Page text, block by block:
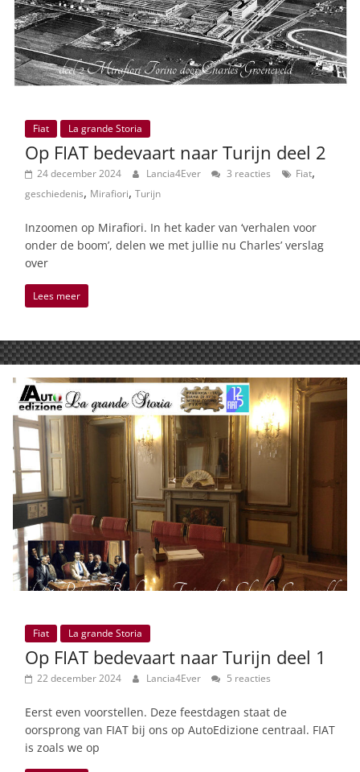
Fiat La grande Storia
Op FIAT bedevaart naar Turijn deel 2
24 december 2024 Lancia4Ever 3 reacties Fiat,
geschiedenis, Mirafiori, Turijn
Inzoomen op Mirafiori. In het kader van ‘verhalen voor
onder de boom’, delen we met jullie nu Charles’ verslag
over
Lees meer
Fiat La grande Storia
Op FIAT bedevaart naar Turijn deel 1
22 december 2024 Lancia4Ever 5 reacties
Eerst even voorstellen. Deze feestdagen staat de
oorsprong van FIAT bij ons op AutoEdizione centraal. FIAT
is zoals we op